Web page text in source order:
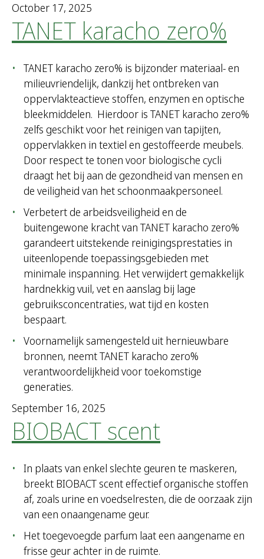
October 17, 2025
TANET karacho zero%
TANET karacho zero% is bijzonder materiaal- en
milieuvriendelijk, dankzij het ontbreken van
oppervlakteactieve stoffen, enzymen en optische
bleekmiddelen. Hierdoor is TANET karacho zero%
zelfs geschikt voor het reinigen van tapijten,
oppervlakken in textiel en gestoffeerde meubels.
Door respect te tonen voor biologische cycli
draagt het bij aan de gezondheid van mensen en
de veiligheid van het schoonmaakpersoneel.
Verbetert de arbeidsveiligheid en de
buitengewone kracht van TANET karacho zero%
garandeert uitstekende reinigingsprestaties in
uiteenlopende toepassingsgebieden met
minimale inspanning. Het verwijdert gemakkelijk
hardnekkig vuil, vet en aanslag bij lage
gebruiksconcentraties, wat tijd en kosten
bespaart.
Voornamelijk samengesteld uit hernieuwbare
bronnen, neemt TANET karacho zero%
verantwoordelijkheid voor toekomstige
generaties.
September 16, 2025
BIOBACT scent
In plaats van enkel slechte geuren te maskeren,
breekt BIOBACT scent effectief organische stoffen
af, zoals urine en voedselresten, die de oorzaak zijn
van een onaangename geur.
Het toegevoegde parfum laat een aangename en
frisse geur achter in de ruimte.